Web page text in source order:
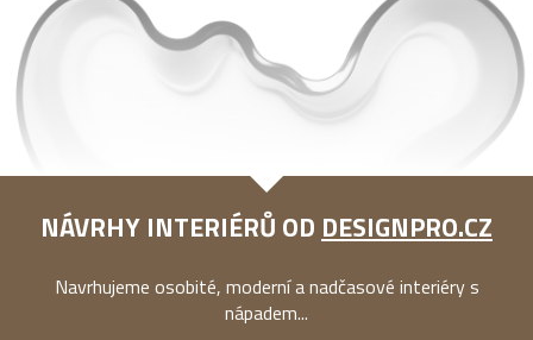
NÁVRHY INTERIÉRŮ OD DESIGNPRO.CZ
Navrhujeme osobité, moderní a nadčasové interiéry s
nápadem...